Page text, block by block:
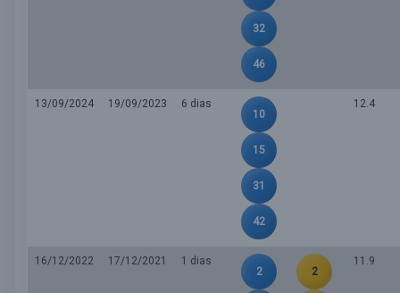
32
46
13/09/2024 19/09/2023
6 dias
10
15
31
42
12.4
16/12/2022 17/12/2021
1 dias
2
2
11.9